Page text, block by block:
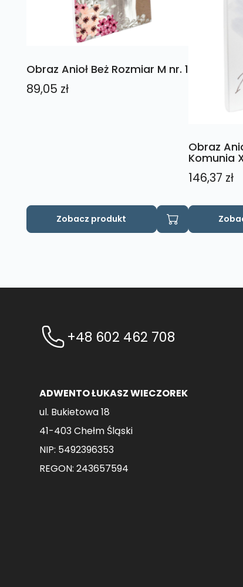
Obraz Anioł Beż Rozmiar M nr. 1
89,05 zł
Zobacz produkt
Obraz
Komunia
146,37 zł
+48 602 462 708
ADWENTO ŁUKASZ WIECZOREK
ul. Bukietowa 18
41-403 Chełm Śląski
NIP: 5492396353
REGON: 243657594